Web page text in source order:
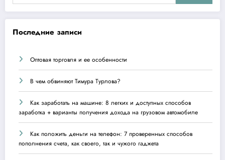
Последние записи
Оптовая торговля и ее особенности
В чем обвиняют Тимура Турлова?
Как заработать на машине: 8 легких и доступных способов
заработка + варианты получения дохода на грузовом автомобиле
Как положить деньги на телефон: 7 проверенных способов
пополнения счета, как своего, так и чужого гаджета